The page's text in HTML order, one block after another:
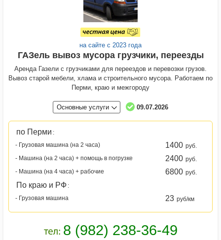
на сайте с 2023 года
ГАЗель вывоз мусора грузчики, переезды
Аренда Газели с грузчиками для переездов и перевозки грузов.
Вывоз старой мебели, хлама и строительного мусора. Работаем по
Перми, краю и межгороду
Основные услуги 09.07.2026
по Перми :
- Грузовая машина (на 2 часа)
1400 руб.
- Машина (на 2 часа) + помощь в погрузке
2400 руб.
- Машина (на 4 часа) + рабочие
6800 руб.
По краю и РФ :
- Грузовая машина
23 руб/км